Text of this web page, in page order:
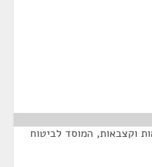
וקצבאות, המוסד לביטוח